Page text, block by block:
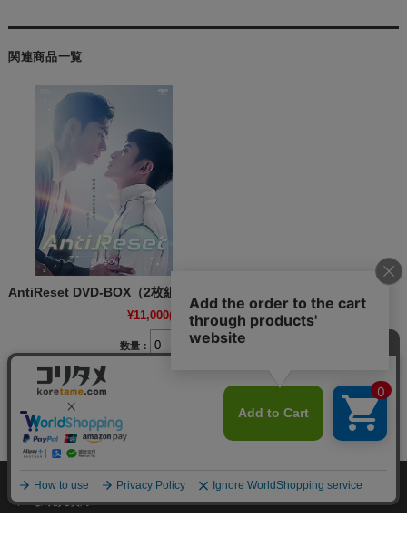
関連商品一覧
AntiReset DVD-BOX（2枚組）
¥11,000(税込)
数量： 個
個人情報の取り扱いについて 特定商取引法に関する表示
お客様の声
よくある質問